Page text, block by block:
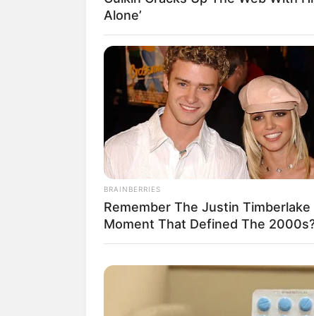
Museen in Bad
Apothekenmuseum
Stadtmuseum
Ausflugsziele und
Umkreissuche
Museen in und um
Schlösser und
Kinderausflugsziele
Tagesausflugsziele
Ausflug mit der Bahn
Alone’
BRAINBERRIES
Remember The Justin Timberlake
Moment That Defined The